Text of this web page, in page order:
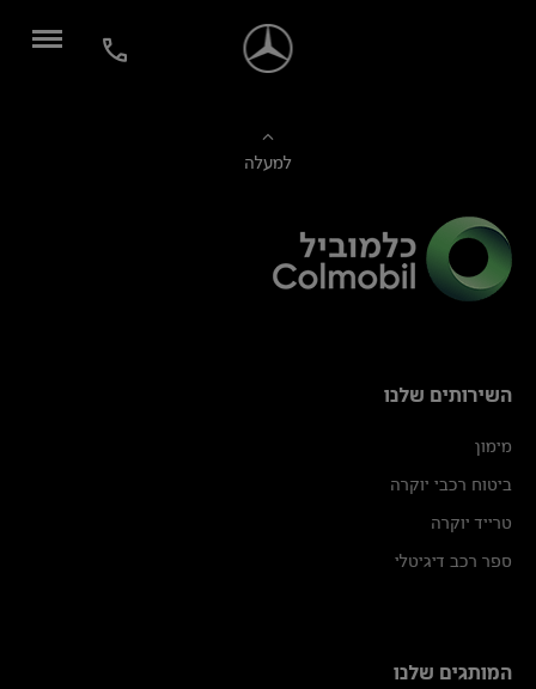
למעלה
השירותים שלנו
מימון
ביטוח רכבי יוקרה
טרייד יוקרה
ספר רכב דיגיטלי
המותגים שלנו